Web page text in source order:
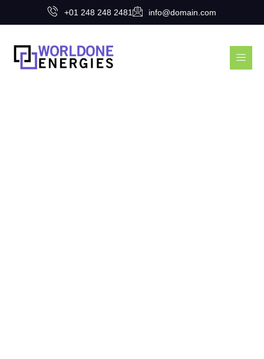
+01 248 248 2481 info@domain.com